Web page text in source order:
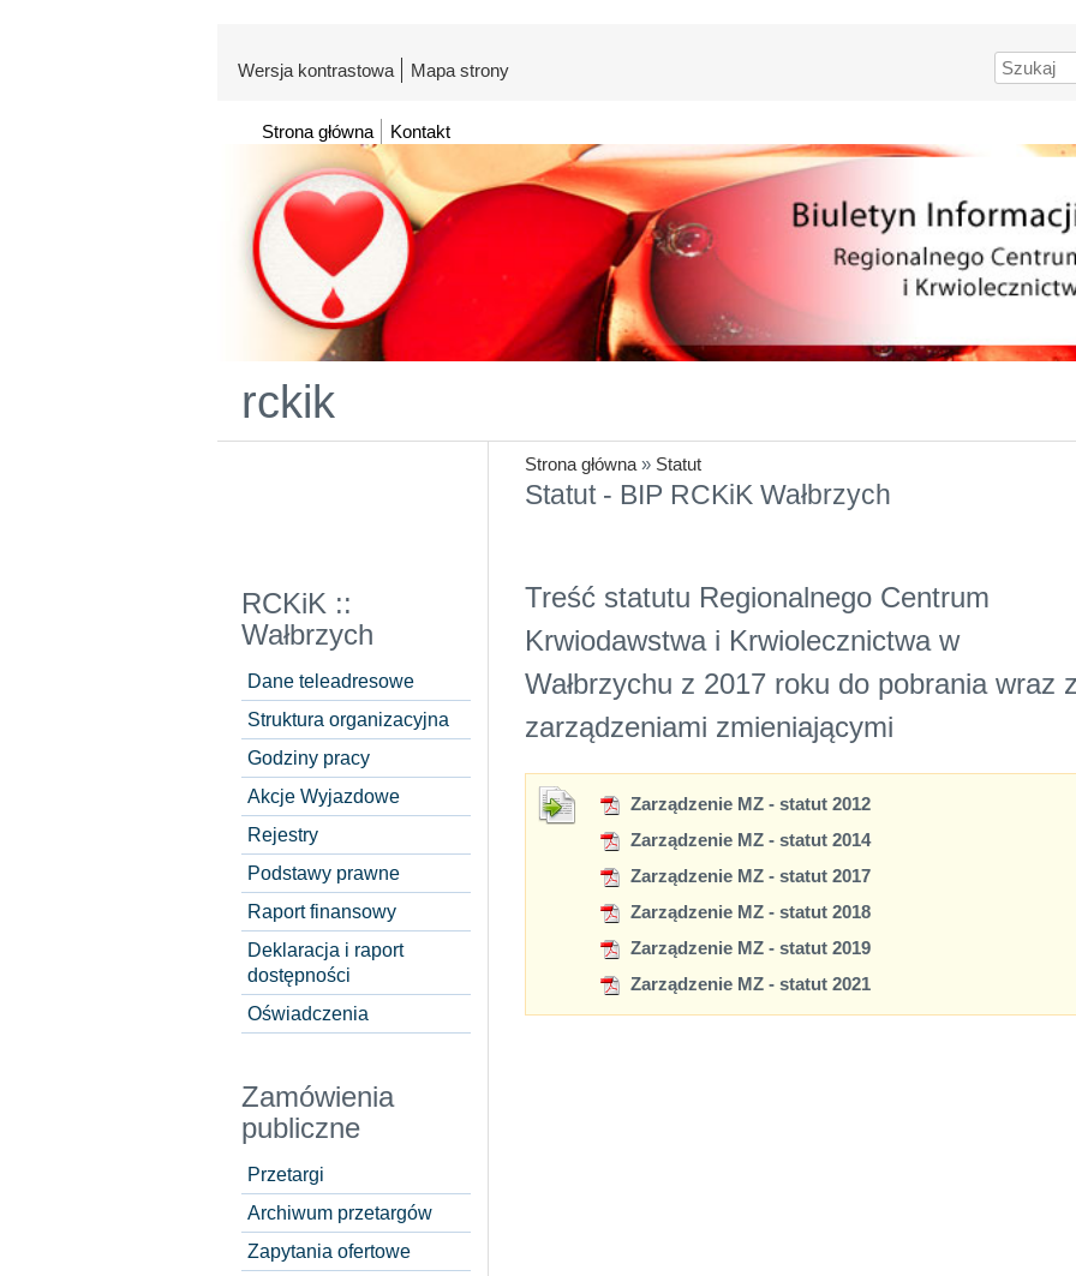
Wersja kontrastowa Mapa strony Szukaj
Strona główna Kontakt
rckik
Strona główna » Statut
Statut - BIP RCKiK Wałbrzych
RCKiK ::
Wałbrzych
Dane teleadresowe
Struktura organizacyjna
Godziny pracy
Akcje Wyjazdowe
Rejestry
Podstawy prawne
Raport finansowy
Deklaracja i raport
dostępności
Oświadczenia
Zamówienia
publiczne
Przetargi
Archiwum przetargów
Zapytania ofertowe
Treść statutu Regionalnego Centrum
Krwiodawstwa i Krwiolecznictwa w
Wałbrzychu z 2017 roku do pobrania wraz
zarządzeniami zmieniającymi
Zarządzenie MZ - statut 2012
Zarządzenie MZ - statut 2014
Zarządzenie MZ - statut 2017
Zarządzenie MZ - statut 2018
Zarządzenie MZ - statut 2019
Zarządzenie MZ - statut 2021